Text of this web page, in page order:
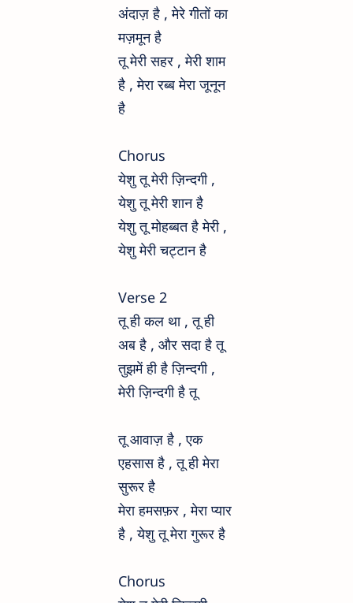
अंदाज़ है , मेरे गीतों का
मज़मून है
तू मेरी सहर , मेरी शाम
है , मेरा रब्ब मेरा जूनून
है
Chorus
येशु तू मेरी ज़िन्दगी ,
येशु तू मेरी शान है
येशु तू मोहब्बत है मेरी ,
येशु मेरी चट्टान है
Verse 2
तू ही कल था , तू ही
अब है , और सदा है तू
तुझमें ही है ज़िन्दगी ,
मेरी ज़िन्दगी है तू
तू आवाज़ है , एक
एहसास है , तू ही मेरा
सुरूर है
मेरा हमसफ़र , मेरा प्यार
है , येशु तू मेरा गुरूर है
Chorus